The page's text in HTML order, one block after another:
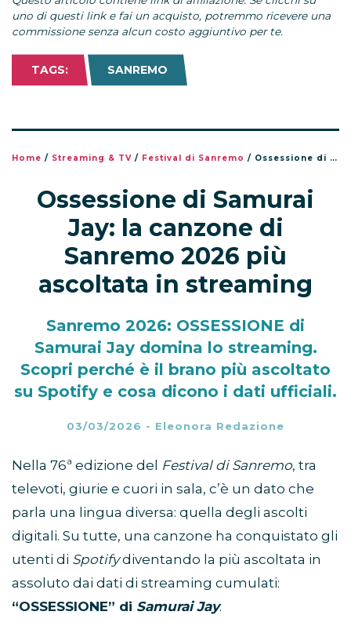
uno di questi link e fai un acquisto, potremmo ricevere una
commissione senza alcun costo aggiuntivo per te.
TAGS: SANREMO
Home / Streaming & TV / Festival di Sanremo / Ossessione di Samurai Jay: la canzone di Sanremo 2026 più ascoltata in streaming
Ossessione di Samurai
Jay: la canzone di
Sanremo 2026 più
ascoltata in streaming
Sanremo 2026: OSSESSIONE di
Samurai Jay domina lo streaming.
Scopri perché è il brano più ascoltato
su Spotify e cosa dicono i dati ufficiali.
03/03/2026 - Eleonora Redazione
Nella 76ª edizione del Festival di Sanremo, tra
televoti, giurie e cuori in sala, c’è un dato che
parla una lingua diversa: quella degli ascolti
digitali. Su tutte, una canzone ha conquistato gli
utenti di Spotifydiventando la più ascoltata in
assoluto dai dati di streaming cumulati:
“OSSESSIONE” di Samurai Jay.